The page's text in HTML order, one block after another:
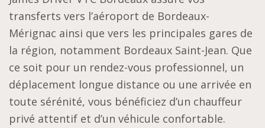
transferts vers l’aéroport de Bordeaux-
Mérignac ainsi que vers les principales gares de
la région, notamment Bordeaux Saint-Jean. Que
ce soit pour un rendez-vous professionnel, un
déplacement longue distance ou une arrivée en
toute sérénité, vous bénéficiez d’un chauffeur
privé attentif et d’un véhicule confortable.